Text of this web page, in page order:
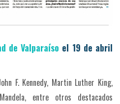
de Valparaíso el 19 de abril
F. Kennedy, Martin Luther King,
entre otros destacados